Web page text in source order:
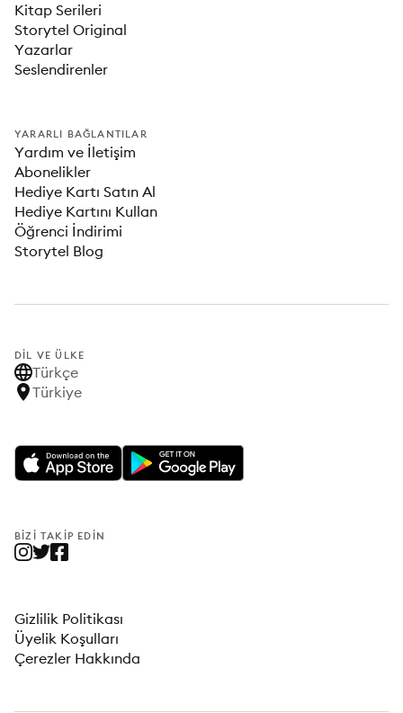
Kitap Serileri
Storytel Original
Yazarlar
Seslendirenler
YARARLI BAĞLANTILAR
Yardım ve İletişim
Abonelikler
Hediye Kartı Satın Al
Hediye Kartını Kullan
Öğrenci İndirimi
Storytel Blog
DIL VE ÜLKE
Türkçe
Türkiye
BIZI TAKIP EDIN
Gizlilik Politikası
Üyelik Koşulları
Çerezler Hakkında